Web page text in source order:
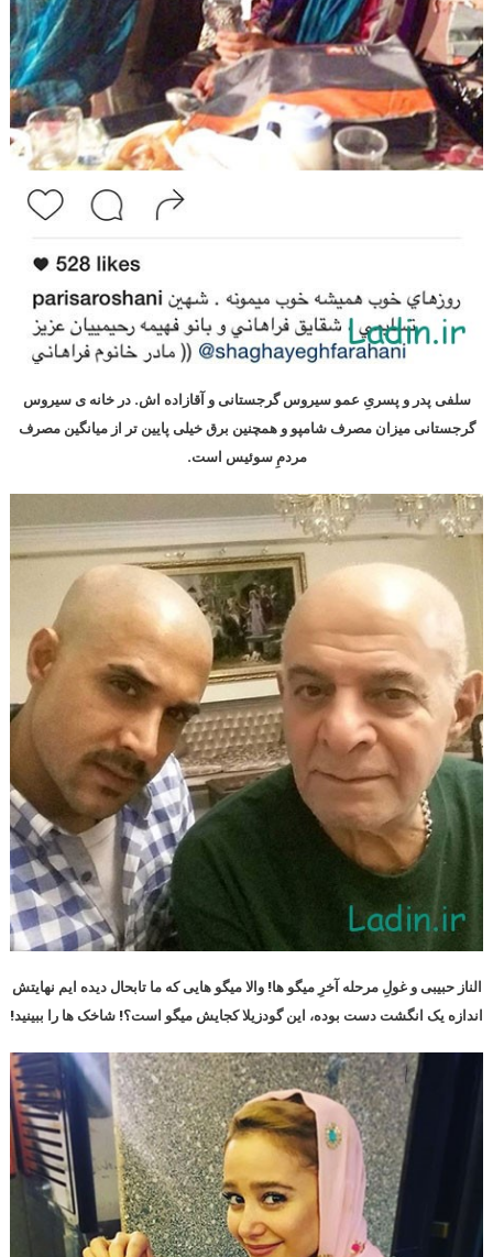
سلفی پدر و پسریِ عمو سیروس گرجستانی و آقازاده اش. در خانه ی سیروس
گرجستانی میزان مصرف شامپو و همچنین برق خیلی پایین تر از میانگین مصرف
مردمِ سوئیس است.
الناز حبیبی و غولِ مرحله آخرِ میگو ها! والا میگو هایی که ما تابحال دیده ایم نهایتش
اندازه یک انگشت دست بوده، این گودزیلا کجایش میگو است؟! شاخک ها را ببینید!